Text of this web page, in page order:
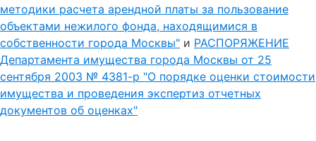
методики расчета арендной платы за пользование
объектами нежилого фонда, находящимися в
собственности города Москвы" и РАСПОРЯЖЕНИЕ
Департамента имущества города Москвы от 25
сентября 2003 № 4381-р "О порядке оценки стоимости
имущества и проведения экспертиз отчетных
документов об оценках"